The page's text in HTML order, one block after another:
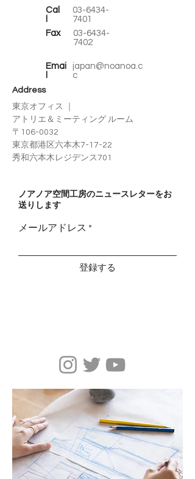
Cal
​Fax
Emai
03-6434-
7401
03-6434-
7402
japan@noanoa.c
c
Address
東京オフィス
アトリエ＆ミーティング ルーム
〒106-0032
東京都港区六本木7-17-22
秀和六本木レジデンス701
ノアノア空間工房のニュースレターをお
送りします
メールアドレス
登録する